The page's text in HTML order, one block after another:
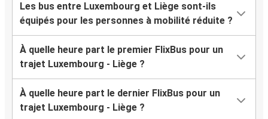
Les bus entre Luxembourg et Liège sont-ils
équipés pour les personnes à mobilité réduite ?
À quelle heure part le premier FlixBus pour un
trajet Luxembourg - Liège ?
À quelle heure part le dernier FlixBus pour un
trajet Luxembourg - Liège ?